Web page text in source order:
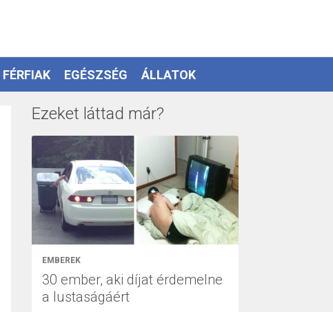
FÉRFIAK EGÉSZSÉG ÁLLATOK
Ezeket láttad már?
EMBEREK
30 ember, aki díjat érdemelne
a lustaságáért